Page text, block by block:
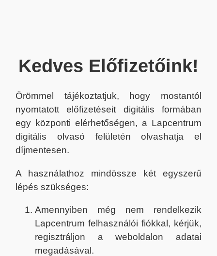
Kedves Előfizetőink!
Örömmel tájékoztatjuk, hogy mostantól
nyomtatott előfizetéseit digitális formában
egy központi elérhetőségen, a Lapcentrum
digitális olvasó felületén olvashatja el
díjmentesen.
A használathoz mindössze két egyszerű
lépés szükséges:
Amennyiben még nem rendelkezik
Lapcentrum felhasználói fiókkal, kérjük,
regisztráljon a weboldalon adatai
megadásával.